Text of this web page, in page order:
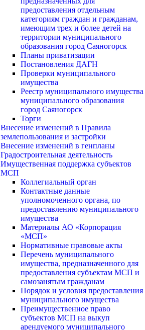
предоставления отдельным
категориям граждан и гражданам,
имеющим трех и более детей на
территории муниципального
образования город Саяногорск
Планы приватизации
Постановления ДАГН
Проверки муниципального
имущества
Реестр муниципального имущества
муниципального образования
город Саяногорск
Торги
Внесение изменений в Правила
землепользования и застройки
Внесение изменений в генпланы
Градостроительная деятельность
Имущественная поддержка субъектов
МСП
Коллегиальный орган
Контактные данные
уполномоченного органа, по
предоставлению муниципального
имущества
Материалы АО «Корпорация
«МСП»
Нормативные правовые акты
Перечень муниципального
имущества, предназначенного для
предоставления субъектам МСП и
самозанятым гражданам
Порядок и условия предоставления
муниципального имущества
Преимущественное право
субъектов МСП на выкуп
арендуемого муниципального